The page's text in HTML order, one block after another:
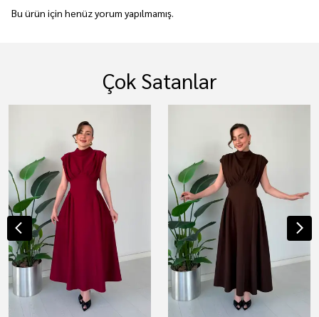
Bu ürün için henüz yorum yapılmamış.
Çok Satanlar